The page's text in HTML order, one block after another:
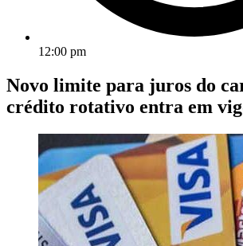
12:00 pm
Novo limite para juros do
crédito rotativo entra em